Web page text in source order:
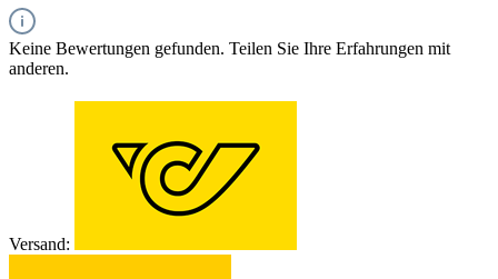
Keine Bewertungen gefunden. Teilen Sie Ihre Erfahrungen mit
anderen.
Versand: